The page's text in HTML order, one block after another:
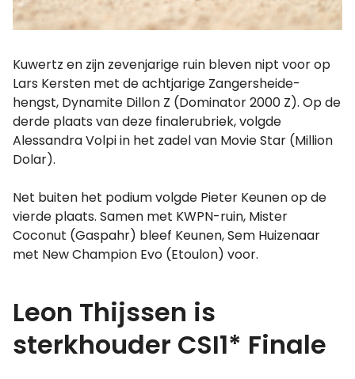
Kuwertz en zijn zevenjarige ruin bleven nipt voor op
Lars Kersten met de achtjarige Zangersheide-
hengst, Dynamite Dillon Z (Dominator 2000 Z). Op de
derde plaats van deze finalerubriek, volgde
Alessandra Volpi in het zadel van Movie Star (Million
Dolar).
Net buiten het podium volgde Pieter Keunen op de
vierde plaats. Samen met KWPN-ruin, Mister
Coconut (Gaspahr) bleef Keunen, Sem Huizenaar
met New Champion Evo (Etoulon) voor.
Leon Thijssen is
sterkhouder CSI1* Finale